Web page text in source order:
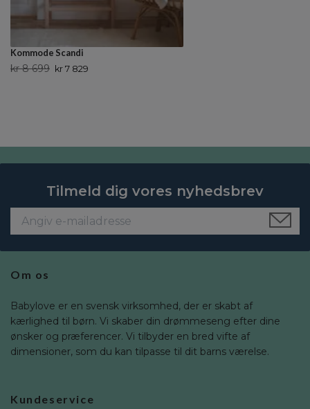
Kommode Scandi
kr 8 699 kr 7 829
Tilmeld dig vores nyhedsbrev
Om os
Babylove er en svensk virksomhed, der er skabt af
kærlighed til børn. Vi skaber din drømmeseng efter dine
ønsker og præferencer. Vi tilbyder en bred vifte af
dimensioner, som du kan tilpasse til dit barns værelse.
Kundeservice